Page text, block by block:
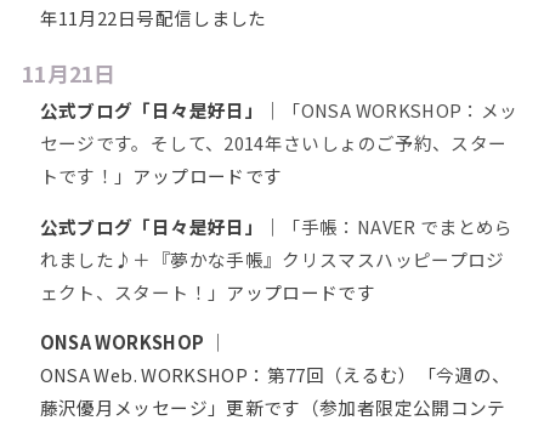
年11月22日号配信しました
11月21日
公式ブログ「日々是好日」 ｜
「ONSA WORKSHOP：メッ
セージです。そして、2014年さいしょのご予約、スター
トです！」 アップロードです
公式ブログ「日々是好日」
｜
「手帳：NAVER でまとめら
れました♪＋『夢かな手帳』クリスマスハッピープロジ
ェクト、スタート！」 アップロードです
ONSA WORKSHOP ｜
ONSA Web. WORKSHOP：第77回（えるむ）「今週の、
藤沢優月メッセージ」更新です（参加者限定公開コンテ